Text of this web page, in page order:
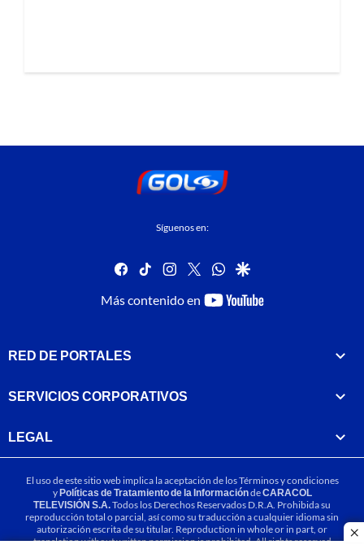
Síguenos en:
facebook
tiktok instagram
twitterwhatsapp
google
Más contenido en
youtube-
RED DE PORTALES
SERVICIOS CORPORATIVOS
LEGAL
El uso de este sitio web implica la aceptación de losTérminos y condiciones
yPolíticas de Tratamiento de la InformacióndeCARACOL
TELEVISIÓN S.A.Todos los Derechos Reservados D.R.A. Prohibida su
reproducción total o parcial, así como su traducción a cualquier idioma sin
autorización escrita de su titular. Reproduction in whole or in part, or
translation without written permission is prohibited. All rights reserved